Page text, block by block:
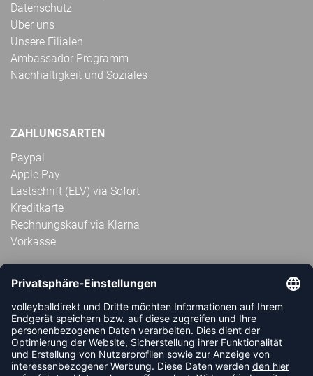
Datenschutz
Über uns
Unsere Filialen
Ambassador Programm
Nachhaltigkeit und Soziales
ZAHLUNGSARTEN
Paypal
Apple Pay
Lastschrift (ELV) via Sofort
Kreditkarte
Rechnungskauf via Klarna
Vorkasse
ABONNIERE JETZT DEN KOSTENLOSEN
VOLLEYBALLDIREKT-NEWSLETTER UND VERPASSE KEINE
NEUIGKEIT ODER AKTION MEHR.
JETZT ANMELDEN